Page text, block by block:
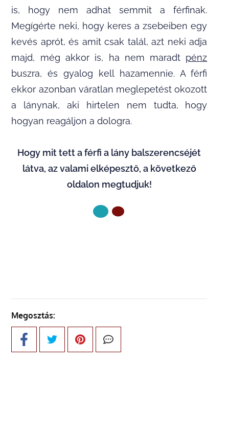
is, hogy nem adhat semmit a férfinak.
Megígérte neki, hogy keres a zsebeiben egy
kevés aprót, és amit csak talál, azt neki adja
majd, még akkor is, ha nem maradt pénz
buszra, és gyalog kell hazamennie. A férfi
ekkor azonban váratlan meglepetést okozott
a lánynak, aki hirtelen nem tudta, hogy
hogyan reagáljon a dologra.
Hogy mit tett a férfi a lány balszerencséjét
látva, az valami elképesztő, a következő
oldalon megtudjuk!
Megosztás: